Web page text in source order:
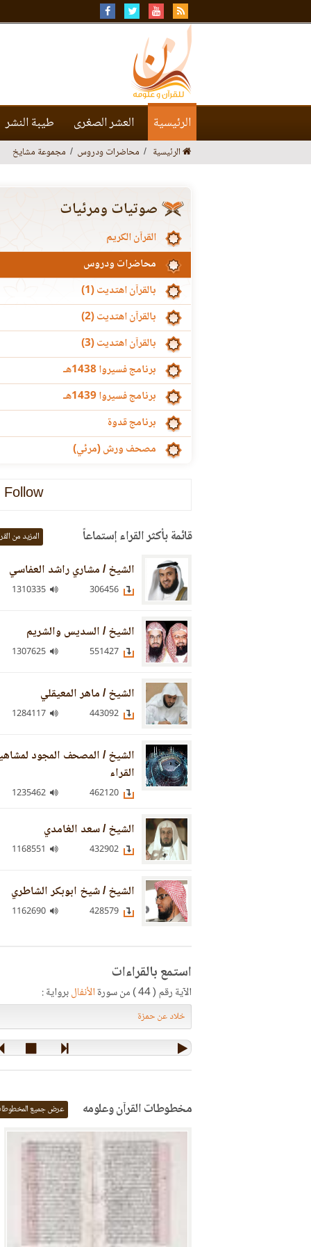
الرئيسية العشر الصغرى طيبة النشر
الرئيسية محاضرات ودروس مجموعة مشايخ
صوتيات ومرئيات
القرآن الكريم
محاضرات ودروس
بالقرآن اهتديت (1)
بالقرآن اهتديت (2)
بالقرآن اهتديت (3)
برنامج فسيروا 1438هـ
برنامج فسيروا 1439هـ
برنامج قدوة
مصحف ورش (مرئي)
Follow
قائمة بأكثر القراء إستماعاً المزيد من
الشيخ / مشاري راشد العفاسي
الشيخ / السديس والشريم
الشيخ / ماهر المعيقلي
الشيخ / المصحف المجود
القراء
الشيخ / سعد الغامدي
الشيخ / شيخ ابوبكر الشاطري
استمع بالقراءات
الآية رقم ( 44 ) من سورة الأنفالبرواية :
مخطوطات القرآن وعلومه عرض جميع